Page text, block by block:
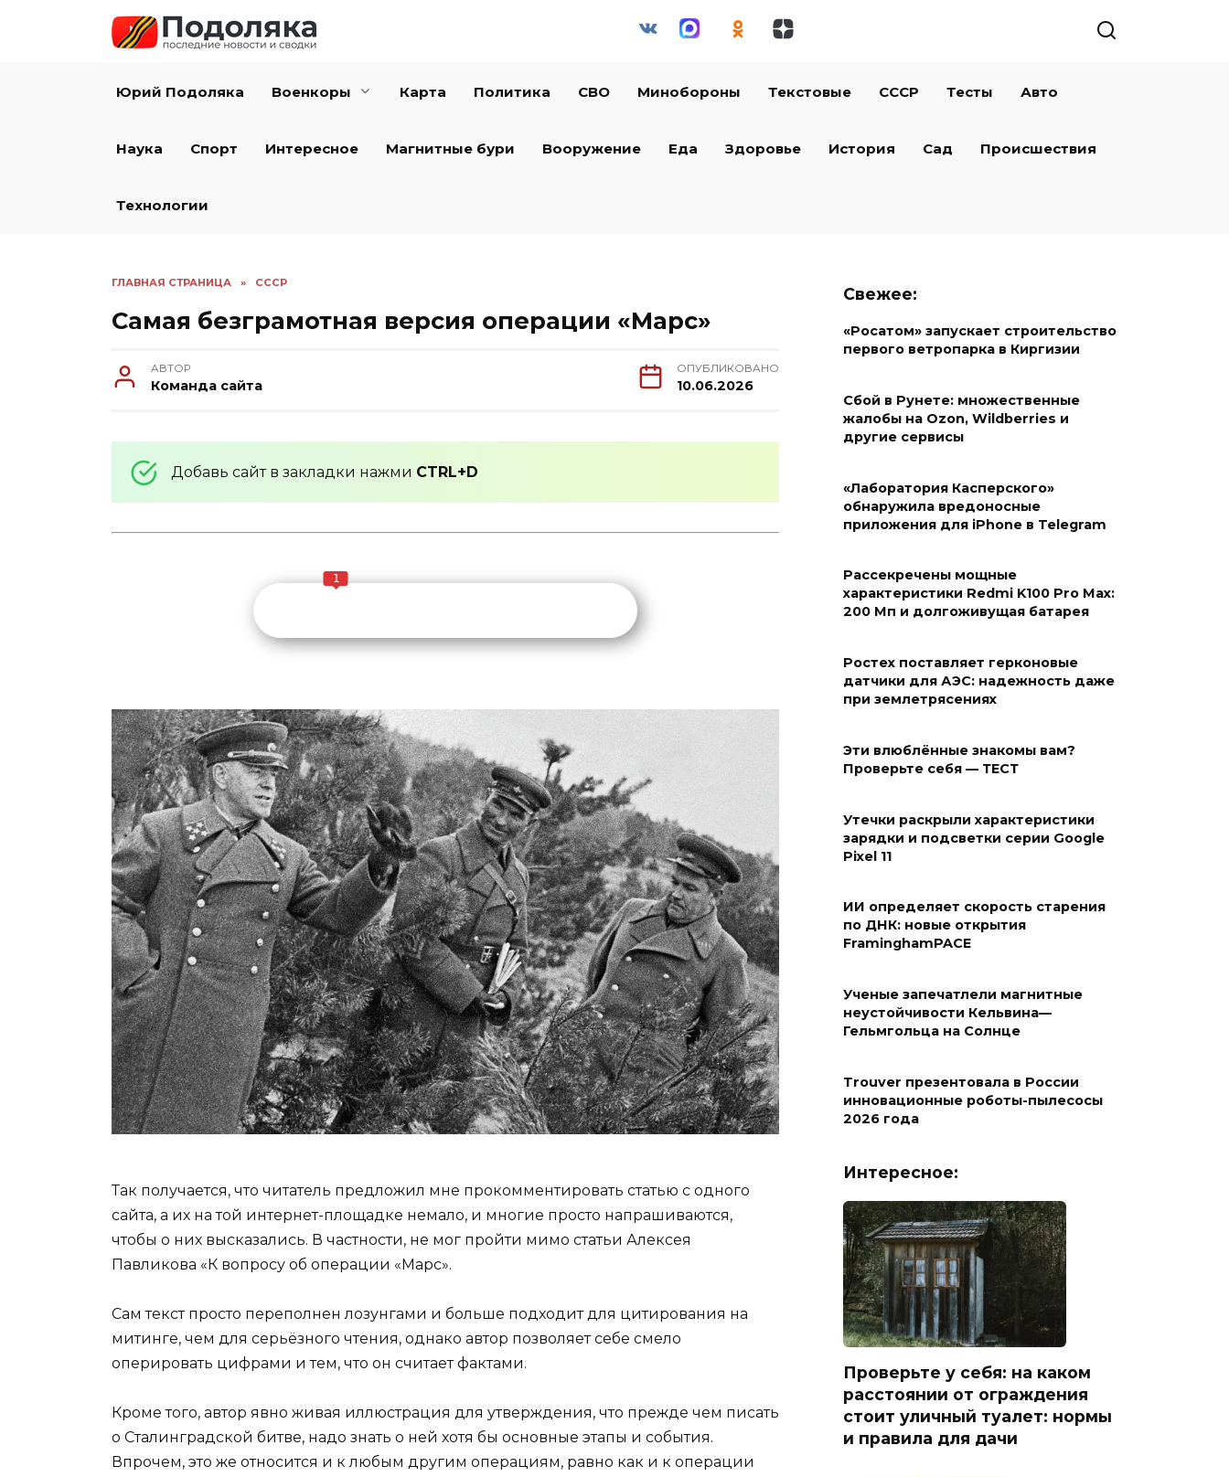
Юрий Подоляка Военкоры Карта Политика СВО Минобороны Текстовые СССР Тесты Авто
Наука Спорт Интересное Магнитные бури Вооружение Еда Здоровье История Сад Происшествия
Технологии
ГЛАВНАЯ СТРАНИЦА » СССР
Самая безграмотная версия операции «Марс»
АВТОР
Команда сайта
ОПУБЛИКОВАНО
10.06.2026
Добавь сайт в закладки нажми CTRL+D
1
Так получается, что читатель предложил мне прокомментировать статью с одного
сайта, а их на той интернет-площадке немало, и многие просто напрашиваются,
чтобы о них высказались. В частности, не мог пройти мимо статьи Алексея
Павликова «К вопросу об операции «Марс».
Сам текст просто переполнен лозунгами и больше подходит для цитирования на
митинге, чем для серьёзного чтения, однако автор позволяет себе смело
оперировать цифрами и тем, что он считает фактами.
Кроме того, автор явно живая иллюстрация для утверждения, что прежде чем писать
о Сталинградской битве, надо знать о ней хотя бы основные этапы и события.
Впрочем, это же относится и к любым другим операциям, равно как и к операции
Свежее:
«Росатом» запускает строительство
первого ветропарка в Киргизии
Сбой в Рунете: множественные
жалобы на Ozon, Wildberries и
другие сервисы
«Лаборатория Касперского»
обнаружила вредоносные
приложения для iPhone в Telegram
Рассекречены мощные
характеристики Redmi K100 Pro Max:
200 Мп и долгоживущая батарея
Ростех поставляет герконовые
датчики для АЭС: надежность даже
при землетрясениях
Эти влюблённые знакомы вам?
Проверьте себя — ТЕСТ
Утечки раскрыли характеристики
зарядки и подсветки серии Google
Pixel 11
ИИ определяет скорость старения
по ДНК: новые открытия
FraminghamPACE
Ученые запечатлели магнитные
неустойчивости Кельвина—
Гельмгольца на Солнце
Trouver презентовала в России
инновационные роботы-пылесосы
2026 года
Интересное:
Проверьте у себя: на каком
расстоянии от ограждения
стоит уличный туалет: нормы
и правила для дачи